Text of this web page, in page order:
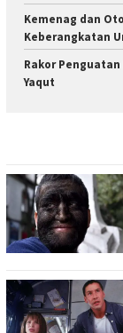
Kemenag dan
Keberangkatan
Rakor
Yaqut